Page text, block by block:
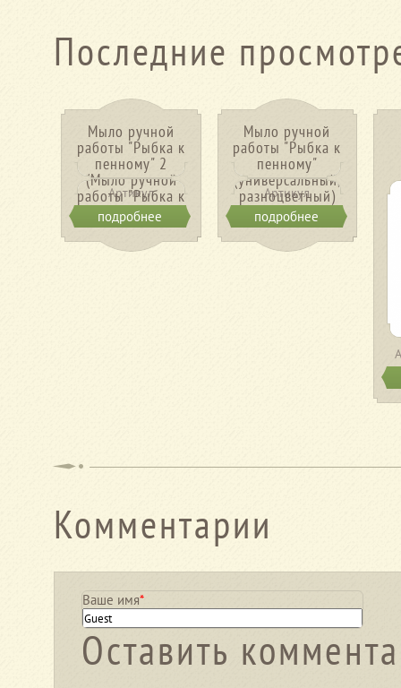
Последние
Мыло ручной
работы "Рыбка к
пенному" 2
(Мыло ручной
работы "Рыбка к
пенному" 2)
Артикул
подробнее
Мыло ручной
работы "Рыбка к
пенному"
(универсальный,
разноцветный)
Артикул
подробнее
Комментарии
Ваше имя*
Оставить